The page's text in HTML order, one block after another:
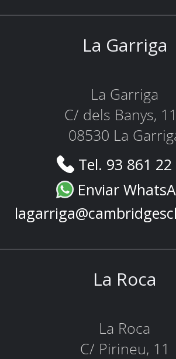
La Garriga
La Garriga
C/ dels Banys,
08530 La
Tel. 93 861
Enviar
La Roca
La Roca
C/ Pirineu, 11